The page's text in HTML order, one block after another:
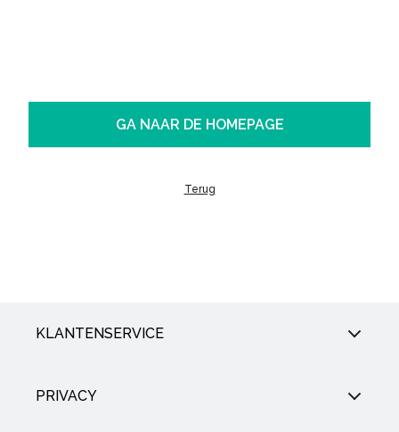
GA NAAR DE HOMEPAGE
Terug
KLANTENSERVICE
PRIVACY